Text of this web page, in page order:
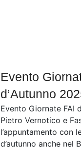
Evento
d’Autunno
Evento Giornate FAI
Pietro Vernotico e
l’appuntamento con
d’autunno anche nel